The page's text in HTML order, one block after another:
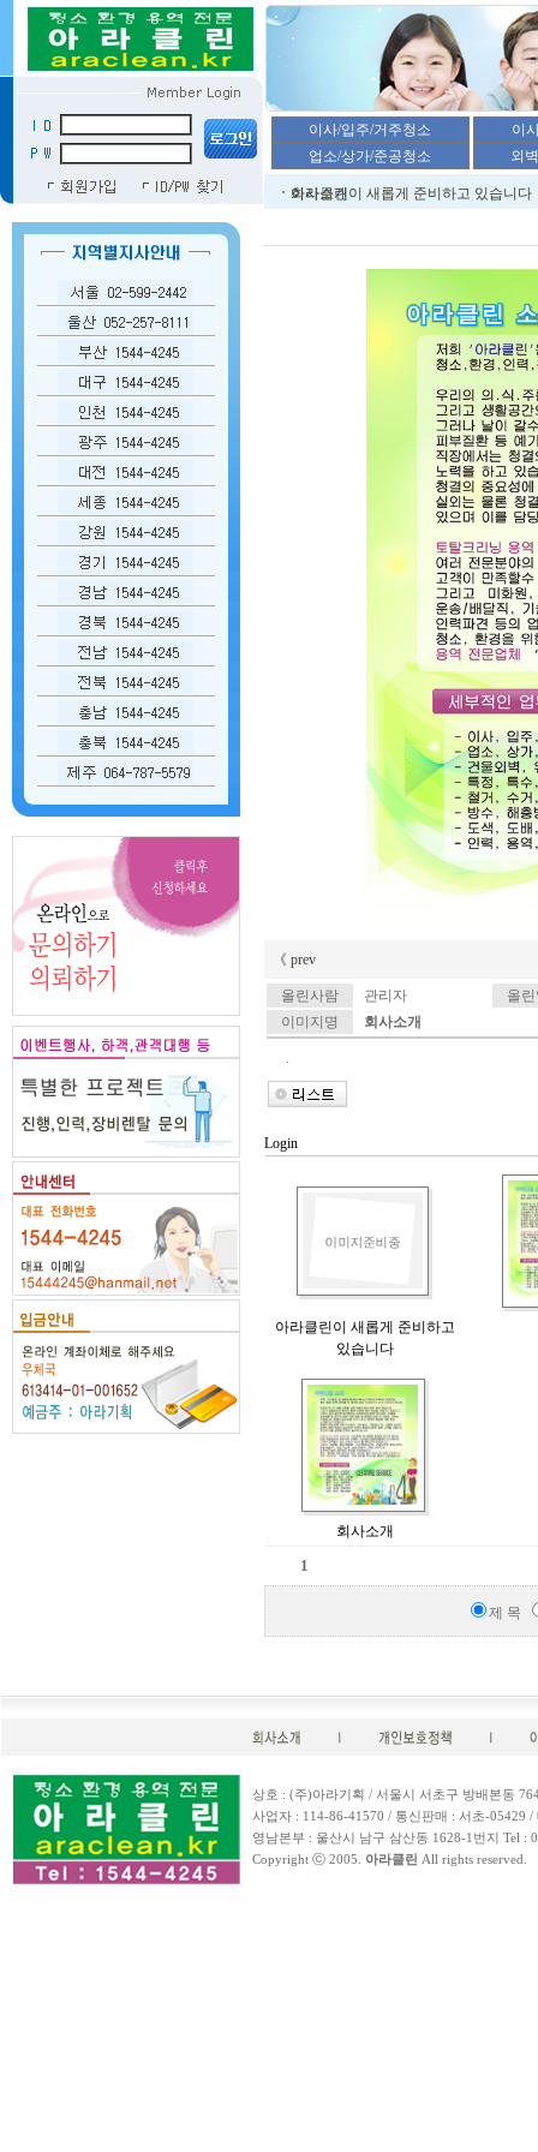
《 prev
올린사람 관리자
올
이미지명
회사소개
.
Login
아라클린이 새롭게 준비하고
있습니다
회사소개
1
제 목
상호 : (주)아라기획 / 서울시 서초구 방배본동
사업자 : 114-86-41570 / 통신판매 : 서초-05429
영남본부 : 울산시 남구 삼산동 1628-1번지 Tel :
Copyright ⓒ 2005. 아라클린 All rights reserved.